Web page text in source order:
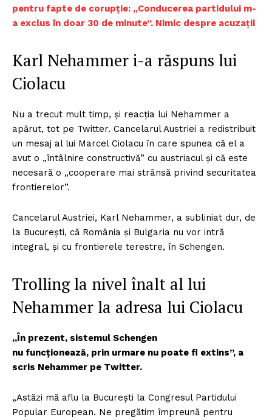
pentru fapte de corupție: „Conducerea partidului m-
a exclus în doar 30 de minute”. Nimic despre acuzații
Karl Nehammer i-a răspuns lui
Ciolacu
Nu a trecut mult timp, și reacția lui Nehammer a
apărut, tot pe Twitter. Cancelarul Austriei a redistribuit
un mesaj al lui Marcel Ciolacu în care spunea că el a
avut o „întâlnire constructivă” cu austriacul și că este
necesară o „cooperare mai strânsă privind securitatea
frontierelor”.
Cancelarul Austriei, Karl Nehammer, a subliniat dur, de
la București, că România și Bulgaria nu vor intră
integral, și cu frontierele terestre, în Schengen.
Trolling la nivel înalt al lui
Nehammer la adresa lui Ciolacu
„În prezent, sistemul Schengen
nu funcționează, prin urmare nu poate fi extins”, a
scris Nehammer pe Twitter.
„Astăzi mă aflu la București la Congresul Partidului
Popular European. Ne pregătim împreună pentru